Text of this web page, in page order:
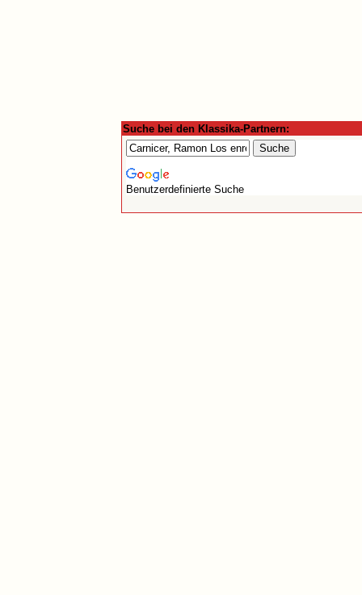
Suche bei den Klassika-Partnern:
Benutzerdefinierte Suche